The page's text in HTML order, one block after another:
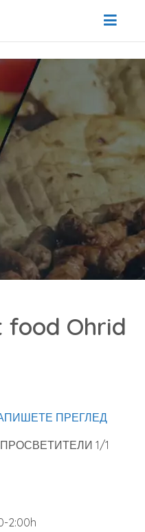
food Ohrid
ПРЕГЛЕД
1/1
2:00h